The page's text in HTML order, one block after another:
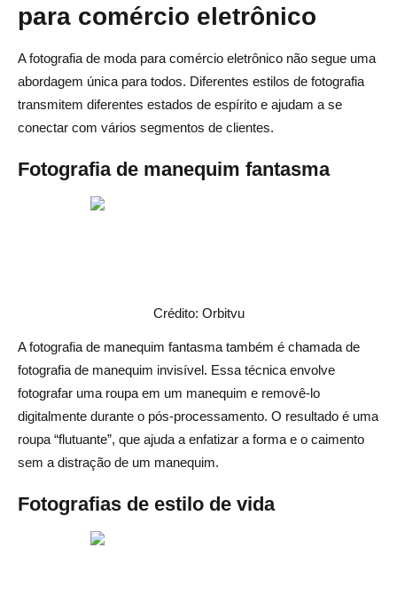
para comércio eletrônico
A fotografia de moda para comércio eletrônico não segue uma
abordagem única para todos. Diferentes estilos de fotografia
transmitem diferentes estados de espírito e ajudam a se
conectar com vários segmentos de clientes.
Fotografia de manequim fantasma
Crédito: Orbitvu
A fotografia de manequim fantasma também é chamada de
fotografia de manequim invisível. Essa técnica envolve
fotografar uma roupa em um manequim e removê-lo
digitalmente durante o pós-processamento. O resultado é uma
roupa “flutuante”, que ajuda a enfatizar a forma e o caimento
sem a distração de um manequim.
Fotografias de estilo de vida